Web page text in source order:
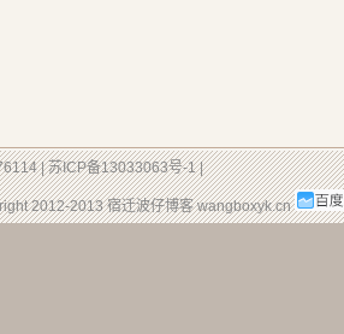
|苏ICP备13033063号-1|
2012-2013宿迁波仔博客wangboxyk.cn